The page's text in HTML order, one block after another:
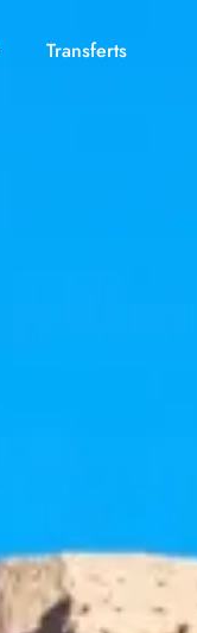
Transferts